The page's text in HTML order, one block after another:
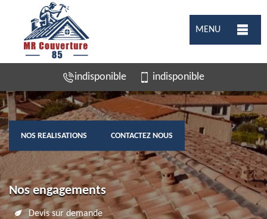
MENU
indisponible indisponible
NOS REALISATIONS CONTACTEZ NOUS
Nos engagements
Devis sur demande